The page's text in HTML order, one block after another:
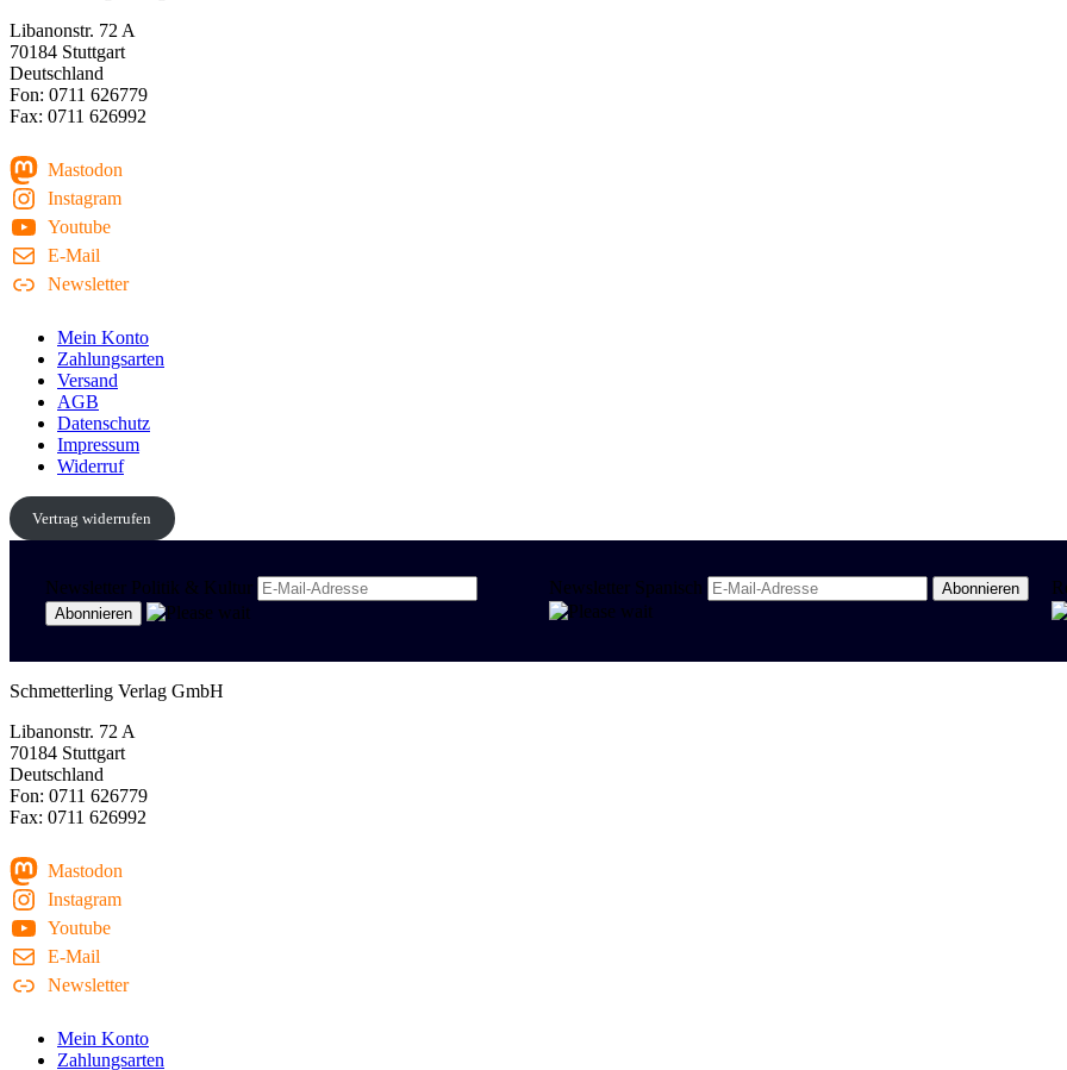
Libanonstr. 72 A
70184 Stuttgart
Deutschland
Fon: 0711 626779
Fax: 0711 626992
Mastodon
Instagram
Youtube
E-Mail
Newsletter
Mein Konto
Zahlungsarten
Versand
AGB
Datenschutz
Impressum
Widerruf
Vertrag widerrufen
Newsletter Politik & Kultur Newsletter Spanisch
Schmetterling Verlag GmbH
Libanonstr. 72 A
70184 Stuttgart
Deutschland
Fon: 0711 626779
Fax: 0711 626992
Mastodon
Instagram
Youtube
E-Mail
Newsletter
Mein Konto
Zahlungsarten